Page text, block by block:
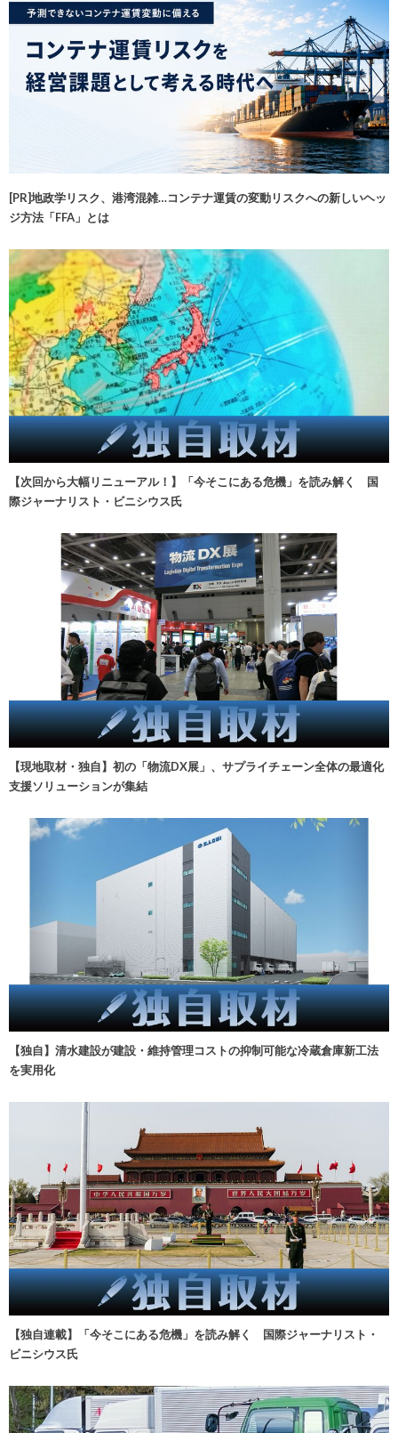
[PR]地政学リスク、港湾混雑…コンテナ運賃の変動リスクへの新しいヘッ
ジ方法「FFA」とは
【次回から大幅リニューアル！】「今そこにある危機」を読み解く 国
際ジャーナリスト・ビニシウス氏
【現地取材・独自】初の「物流DX展」、サプライチェーン全体の最適化
支援ソリューションが集結
【独自】清水建設が建設・維持管理コストの抑制可能な冷蔵倉庫新工法
を実用化
【独自連載】「今そこにある危機」を読み解く 国際ジャーナリスト・
ビニシウス氏